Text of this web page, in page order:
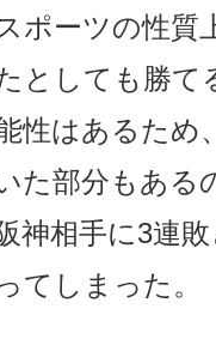
ポーツの性質
としても勝て
性はあるため
た部分もある
神相手に3連
てしまった。